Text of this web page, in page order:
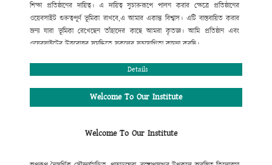
শিক্ষা প্রতিষ্ঠানের দায়িত্ব। এ দায়িত্ব সুচারুরূপে পালন করার ক্ষেত্রে প্রতিষ্ঠানের
ওয়েবসাইট গুরুত্বপূর্ণ ভূমিকা রাখবে,এ আমার একান্ত বিশ্বাস। এটি বাস্তবায়িত করার
জন্য যারা ভূমিকা রেখেছেন তাঁহাদের কাছে আমরা কৃতজ্ঞ। আমিপ্রতিষ্ঠান এবং
ওয়েবসাইটের উত্তরোত্তর সমৃদ্ধিতে সকলের সহযোগিতা কামনা করছি।
Details
Welcome To Our Institute
Welcome To Our Institute